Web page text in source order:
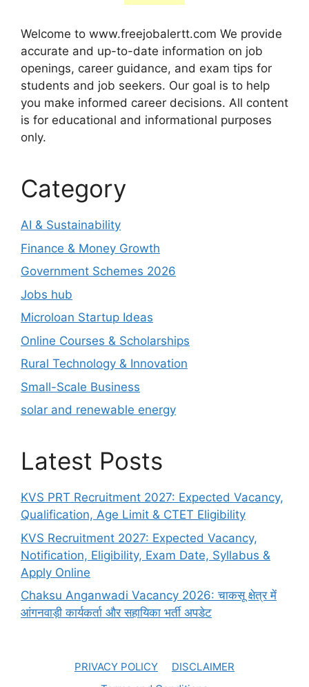
Welcome to www.freejobalertt.com We provide
accurate and up-to-date information on job
openings, career guidance, and exam tips for
students and job seekers. Our goal is to help
you make informed career decisions. All content
is for educational and informational purposes
only.
Category
AI & Sustainability
Finance & Money Growth
Government Schemes 2026
Jobs hub
Microloan Startup Ideas
Online Courses & Scholarships
Rural Technology & Innovation
Small-Scale Business
solar and renewable energy
Latest Posts
KVS PRT Recruitment 2027: Expected Vacancy,
Qualification, Age Limit & CTET Eligibility
KVS Recruitment 2027: Expected Vacancy,
Notification, Eligibility, Exam Date, Syllabus &
Apply Online
Chaksu Anganwadi Vacancy 2026: चाकसू क्षेत्र में
आंगनवाड़ी कार्यकर्ता और सहायिका भर्ती अपडेट
PRIVACY POLICY
DISCLAIMER